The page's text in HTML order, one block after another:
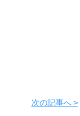
次の記事へ >